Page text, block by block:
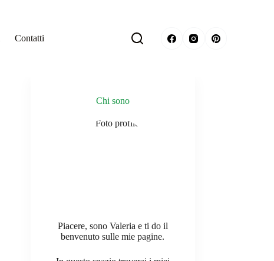
Contatti
Chi sono
Piacere, sono Valeria e ti do il
benvenuto sulle mie pagine.